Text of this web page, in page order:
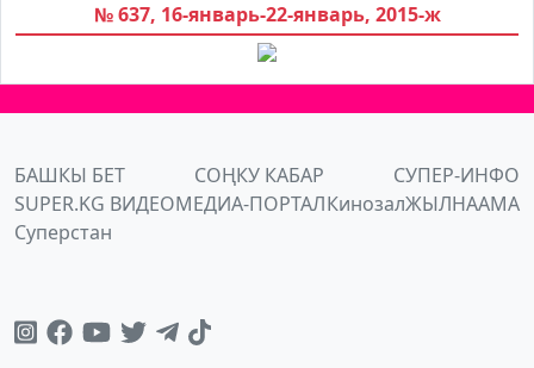
№ 637, 16-январь-22-январь, 2015-ж
БАШКЫ БЕТ СОҢКУ КАБАР
СУПЕР-ИНФО
SUPER.KG ВИДЕОМЕДИА-ПОРТАЛКинозалЖЫЛНААМА
Суперстан